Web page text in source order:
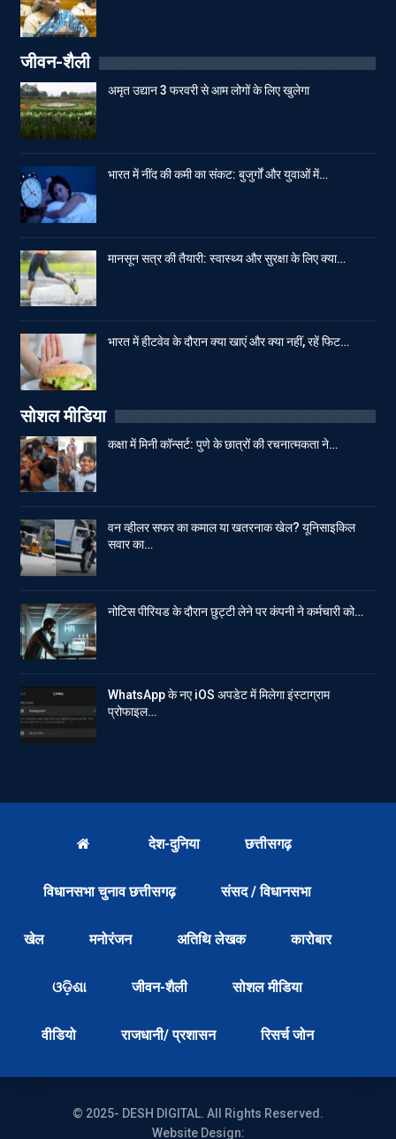
जीवन-शैली
अमृत उद्यान 3 फरवरी से आम लोगों के लिए खुलेगा
भारत में नींद की कमी का संकट: बुजुर्गों और युवाओं में…
मानसून सत्र की तैयारी: स्वास्थ्य और सुरक्षा के लिए क्या…
भारत में हीटवेव के दौरान क्या खाएं और क्या नहीं, रहें फिट…
सोशल मीडिया
कक्षा में मिनी कॉन्सर्ट: पुणे के छात्रों की रचनात्मकता ने…
वन व्हीलर सफर का कमाल या खतरनाक खेल? यूनिसाइकिल
सवार का…
नोटिस पीरियड के दौरान छुट्टी लेने पर कंपनी ने कर्मचारी को…
WhatsApp के नए iOS अपडेट में मिलेगा इंस्टाग्राम
प्रोफाइल…
देश-दुनिया छत्तीसगढ़
विधानसभा चुनाव छत्तीसगढ़ संसद / विधानसभा
खेल मनोरंजन अतिथि लेखक कारोबार
ଓଡ଼ିଶା जीवन-शैली सोशल मीडिया
वीडियो राजधानी/ प्रशासन रिसर्च जोन
© 2025- DESH DIGITAL. All Rights Reserved.
Website Design: